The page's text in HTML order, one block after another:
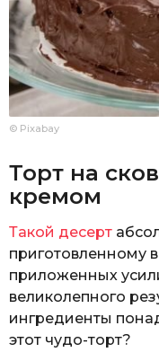
© Pixabay
Торт на
кремом
Такой десерт
приготовленному
приложенных
великолепного
ингредиенты
этот чудо-торт?